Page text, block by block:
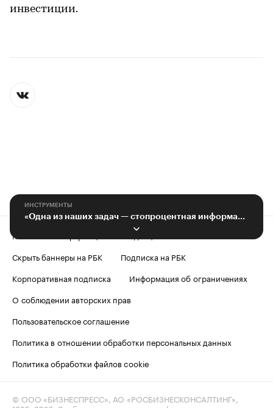
инвестиции.
ИНСТРУМЕНТЫ
«Одна из наших задач — стопроцентная информация о происхождении продукта»
Контактная информация
Скрыть баннеры на РБК
Подписка на РБК
Корпоративная подписка
Информация об ограничениях
О соблюдении авторских прав
Пользовательское соглашение
Политика в отношении обработки персональных данных
Политика обработки файлов cookie
© ООО «БИЗНЕСПРЕСС», АО «РОСБИЗНЕСКОНСАЛТИНГ»,